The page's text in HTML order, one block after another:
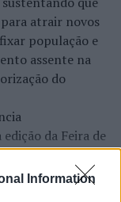
Information
no Theatro Gil
no
atrair novos
população e
assente na
do
da Feira de
e 26 de julho,
antigos